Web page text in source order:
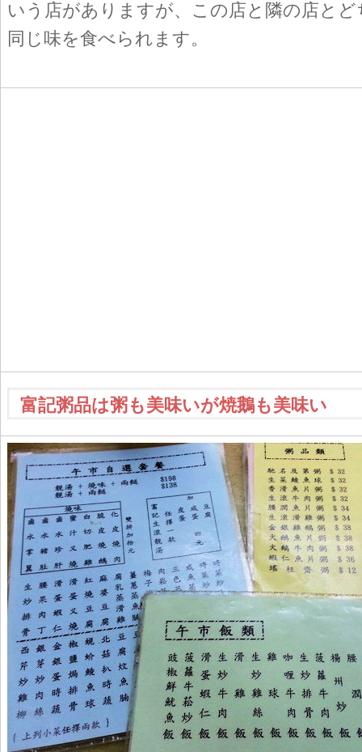
いう店がありますが、この店と隣の店と
同じ味を食べられます。
富記粥品は粥も美味いが焼鵝も美味い